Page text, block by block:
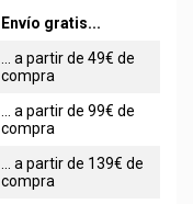
Envío gratis...
... a partir de 49€ de
compra
... a partir de 99€ de
compra
... a partir de 139€ de
compra